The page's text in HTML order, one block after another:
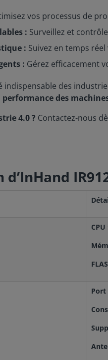
vos processus de
: Surveillez et
: Suivez en temps
: Gérez efficacement
indispensable des
des
4.0 ? Contactez-nous
CPU
Port